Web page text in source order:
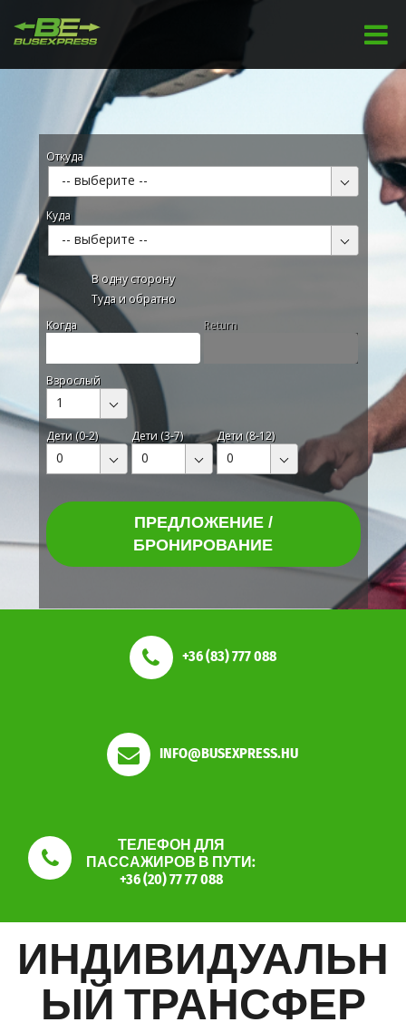
Откуда
-- выберите --
Куда
-- выберите --
В одну сторону
Туда и обратно
Kогда
Return
Взрослый
1
Дети (0-2)
0
Дети (3-7)
0
Дети (8-12)
0
ПРЕДЛОЖЕНИЕ /
БРОНИРОВАНИЕ
+36 (83) 777 088
INFO@BUSEXPRESS.HU
ТЕЛЕФОН ДЛЯ
ПАССАЖИРОВ В ПУТИ:
+36 (20) 77 77 088
ИНДИВИДУАЛЬН
ЫЙ ТРАНСФЕР